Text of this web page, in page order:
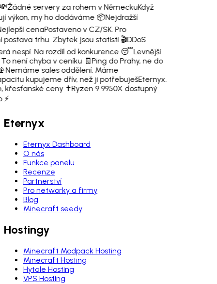
Žádné servery za rohem v NěmeckuKdyž
výkon, my ho dodáváme 📦Nejdražší
cenaPostaveno v CZ/SK. Pro
postava trhu. Zbytek jsou statisti 🎬DDoS
nespí. Na rozdíl od konkurence 😴Levnější
není chyba v ceníku 🧾Ping do Prahy, ne do
Nemáme sales oddělení. Máme
kupujeme dřív, než ji potřebuješEternyx.
křesťanské ceny ✝️Ryzen 9 9950X dostupný
Eternyx
Eternyx Dashboard
O nás
Funkce panelu
Recenze
Partnerství
Pro networky a firmy
Blog
Minecraft seedy
Hostingy
Minecraft Modpack Hosting
Minecraft Hosting
Hytale Hosting
VPS Hosting